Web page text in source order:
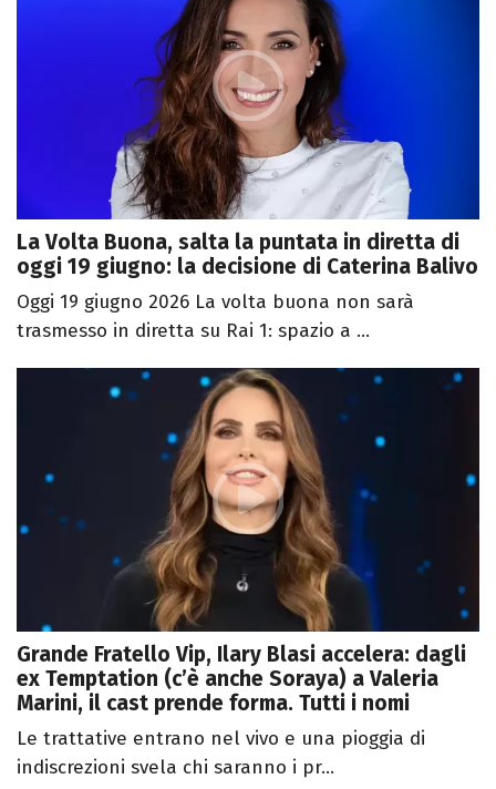
La Volta Buona, salta la puntata in diretta di
oggi 19 giugno: la decisione di Caterina Balivo
Oggi 19 giugno 2026 La volta buona non sarà
trasmesso in diretta su Rai 1: spazio a ...
Grande Fratello Vip, Ilary Blasi accelera: dagli
ex Temptation (c’è anche Soraya) a Valeria
Marini, il cast prende forma. Tutti i nomi
Le trattative entrano nel vivo e una pioggia di
indiscrezioni svela chi saranno i pr...